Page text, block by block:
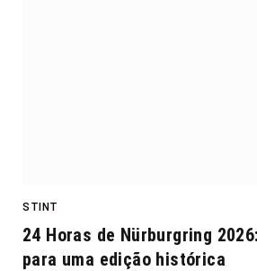
STINT
24 Horas de Nürburgring
para uma edição histórica